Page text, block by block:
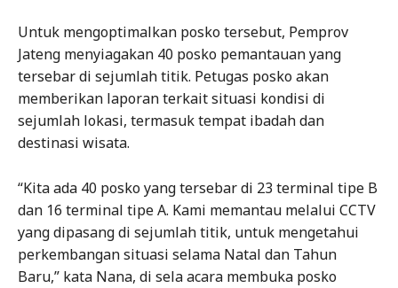
Untuk mengoptimalkan posko tersebut, Pemprov
Jateng menyiagakan 40 posko pemantauan yang
tersebar di sejumlah titik. Petugas posko akan
memberikan laporan terkait situasi kondisi di
sejumlah lokasi, termasuk tempat ibadah dan
destinasi wisata.
“Kita ada 40 posko yang tersebar di 23 terminal tipe B
dan 16 terminal tipe A. Kami memantau melalui CCTV
yang dipasang di sejumlah titik, untuk mengetahui
perkembangan situasi selama Natal dan Tahun
Baru,” kata Nana, di sela acara membuka posko